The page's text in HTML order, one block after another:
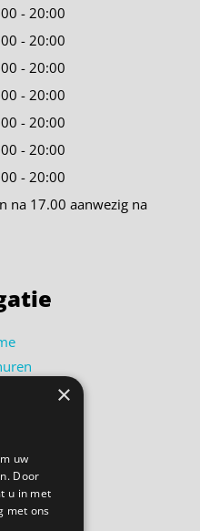
- 20:00
- 20:00
- 20:00
- 20:00
- 20:00
- 20:00
- 20:00
na 17.00 aanwezig na
×
uw
Door
u in met
met ons